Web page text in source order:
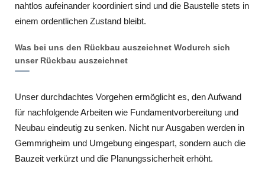
nahtlos aufeinander koordiniert sind und die Baustelle stets in
einem ordentlichen Zustand bleibt.
Was bei uns den Rückbau auszeichnet Wodurch sich
unser Rückbau auszeichnet
Unser durchdachtes Vorgehen ermöglicht es, den Aufwand
für nachfolgende Arbeiten wie Fundamentvorbereitung und
Neubau eindeutig zu senken. Nicht nur Ausgaben werden in
Gemmrigheim und Umgebung eingespart, sondern auch die
Bauzeit verkürzt und die Planungssicherheit erhöht.